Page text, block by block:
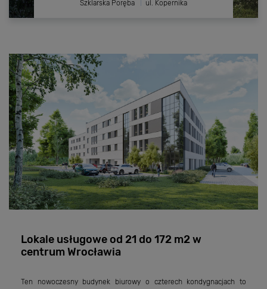
Szklarska Poręba ul. Kopernika
SZKLARSKA PORĘBA
Szklarska Poręba ul. Kopernika
działka budowlana o powierzchni 12 714 m2
cena: 9 999 000 zł netto
168 apartamentów
prawomocne pozwolenie na budowę
Zobacz grunt
Lokale usługowe od 21 do 172 m2 w
centrum Wrocławia
Ten nowoczesny budynek biurowy o czterech kondygnacjach to